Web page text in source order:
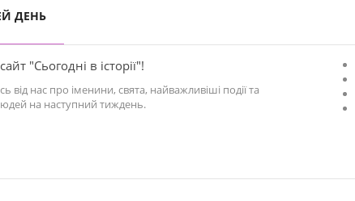
ДЕНЬ
"Сьогодні в історії"!
від нас про іменини, свята, найважливіші події та
на наступний тиждень.